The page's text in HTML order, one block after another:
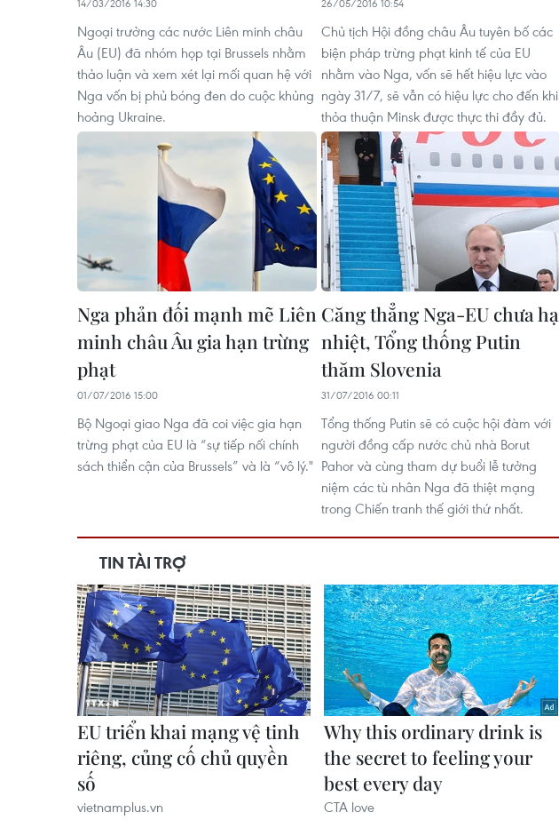
14/03/2016 14:30
Ngoại trưởng các nước Liên minh châu
Âu (EU) đã nhóm họp tại Brussels nhằm
thảo luận và xem xét lại mối quan hệ với
Nga vốn bị phủ bóng đen do cuộc khủng
hoảng Ukraine.
26/05/2016 10:54
Chủ tịch Hội đồng châu Âu tuyên bố các
biện pháp trừng phạt kinh tế của EU
nhằm vào Nga, vốn sẽ hết hiệu lực vào
ngày 31/7, sẽ vẫn có hiệu lực cho đến khi
thỏa thuận Minsk được thực thi đầy đủ.
Nga phản đối mạnh mẽ Liên
minh châu Âu gia hạn trừng
phạt
01/07/2016 15:00
Bộ Ngoại giao Nga đã coi việc gia hạn
trừng phạt của EU là “sự tiếp nối chính
sách thiển cận của Brussels” và là “vô lý."
Căng thẳng Nga-EU chưa hạ
nhiệt, Tổng thống Putin
thăm Slovenia
31/07/2016 00:11
Tổng thống Putin sẽ có cuộc hội đàm với
người đồng cấp nước chủ nhà Borut
Pahor và cùng tham dự buổi lễ tưởng
niệm các tù nhân Nga đã thiệt mạng
trong Chiến tranh thế giới thứ nhất.